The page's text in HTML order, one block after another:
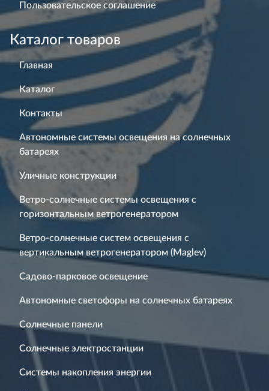
Пользовательское соглашение
Каталог товаров
Главная
Каталог
Контакты
Автономные системы освещения на солнечных
батареях
Уличные конструкции
Ветро-солнечные системы освещения с
горизонтальным ветрогенератором
Ветро-солнечные систем освещения с
вертикальным ветрогенератором (Maglev)
Садово-парковое освещение
Автономные светофоры на солнечных батареях
Солнечные панели
Солнечные электростанции
Системы накопления энергии